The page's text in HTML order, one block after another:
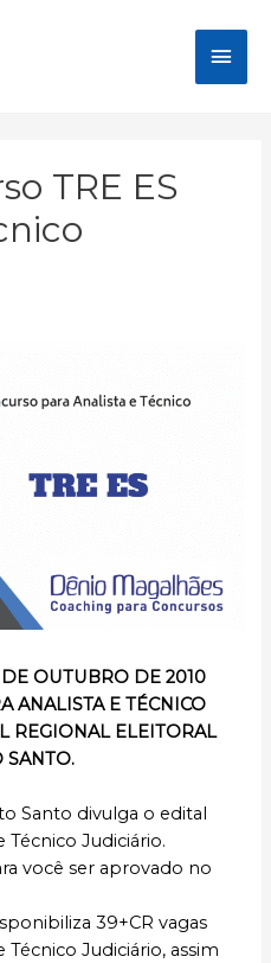
TRE ES
DE OUTUBRO DE 2010
ANALISTA E TÉCNICO
REGIONAL ELEITORAL
SANTO.
Santo divulga o edital
Técnico Judiciário.
você ser aprovado no
39+CR vagas
Técnico Judiciário, assim